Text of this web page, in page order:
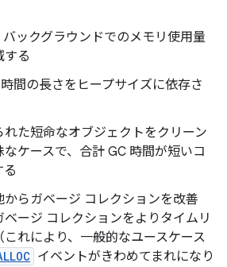
バックグラウンドでのメモリ使用量
する
間の長さをヒープサイズに依存さ
た短命なオブジェクトをクリーン
ケースで、合計 GC 時間が短いコ
る
らガベージ コレクションを改善
ベージ コレクションをよりタイムリ
れにより、一般的なユースケース
イベントがきわめてまれになり